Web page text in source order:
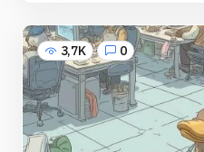
3,7K 0